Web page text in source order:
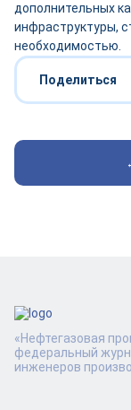
дополнительных
инфраструктуры,
необходимостью.
Поделиться
«Нефтегазовая
федеральный
инженеров